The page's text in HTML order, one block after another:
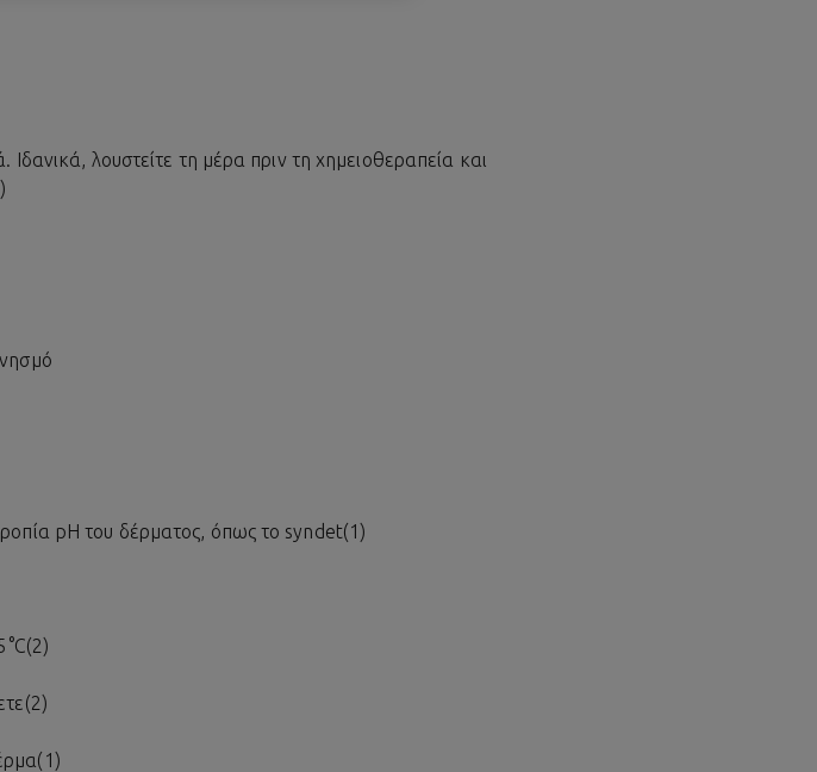
λουστείτε τη μέρα πριν τη χημειοθεραπεία και
pH του δέρματος, όπως το syndet(1)